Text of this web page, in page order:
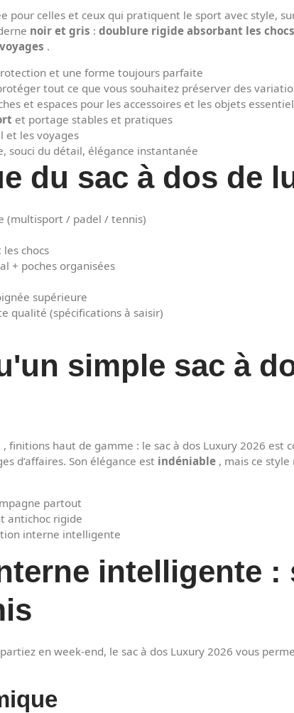
pour celles et ceux qui pratiquent le sport avec style,
noir et gris : doublure rigide absorbant les chocs
.
et une forme toujours parfaite
tout ce que vous souhaitez préserver des
et espaces pour les accessoires et les objets
et portage stables et pratiques
et les voyages
souci du détail, élégance instantanée
du sac à dos de
(multisport / padel / tennis)
chocs
+ poches organisées
supérieure
qualité (spécifications à saisir)
simple sac à
, finitions haut de gamme : le sac à dos Luxury 2026 est
d’affaires. Son élégance est indéniable , mais ce
partout
antichoc rigide
interne intelligente
intelligente :
en week-end, le sac à dos Luxury 2026 vous